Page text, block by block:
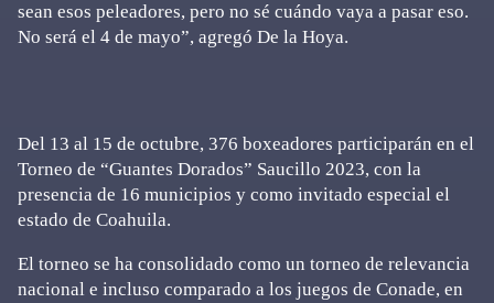
sean esos peleadores, pero no sé cuándo vaya a pasar eso.
No será el 4 de mayo”, agregó De la Hoya.
Del 13 al 15 de octubre, 376 boxeadores participarán en el
Torneo de “Guantes Dorados” Saucillo 2023, con la
presencia de 16 municipios y como invitado especial el
estado de Coahuila.
El torneo se ha consolidado como un torneo de relevancia
nacional e incluso comparado a los juegos de Conade, en